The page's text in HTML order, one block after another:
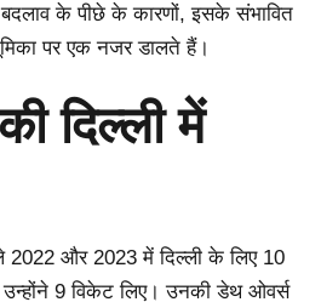
के पीछे के कारणों, इसके संभावित
पर एक नजर डालते हैं।
दिल्ली में
2022 और 2023 में दिल्ली के लिए 10
9 विकेट लिए। उनकी डेथ ओवर्स